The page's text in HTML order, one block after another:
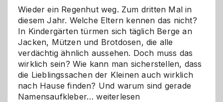
die
richtige
Wahl?
Wieder ein Regenhut weg. Zum dritten Mal in
diesem Jahr. Welche Eltern kennen das nicht?
In Kindergärten türmen sich täglich Berge an
Jacken, Mützen und Brotdosen, die alle
verdächtig ähnlich aussehen. Doch muss das
wirklich sein? Wie kann man sicherstellen, dass
die Lieblingssachen der Kleinen auch wirklich
nach Hause finden? Und warum sind gerade
Namensaufkleber…Namensaufkleber
weiterlesen